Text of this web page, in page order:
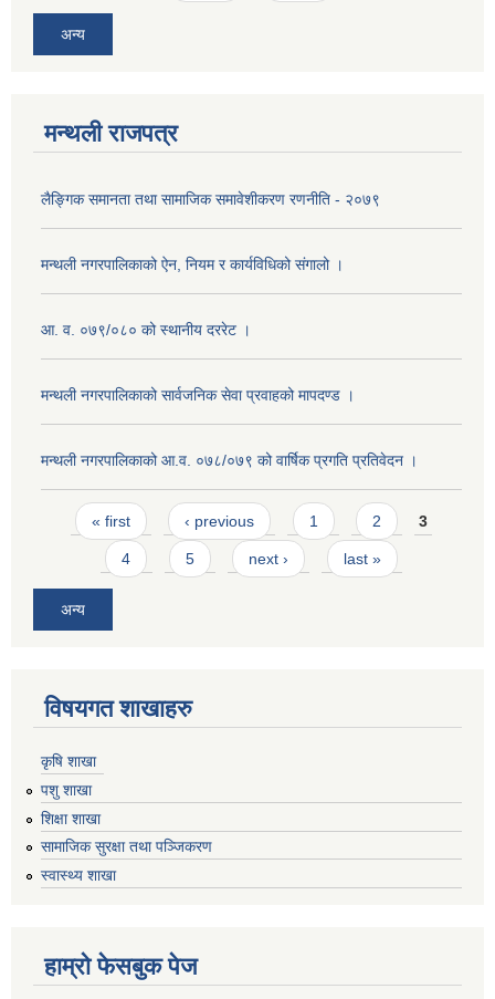
अन्य
मन्थली राजपत्र
लैङ्गिक समानता तथा सामाजिक समावेशीकरण रणनीति - २०७९
मन्थली नगरपालिकाको ऐन, नियम र कार्यविधिको संगालो ।
आ. व. ०७९/०८० को स्थानीय दररेट ।
मन्थली नगरपालिकाको सार्वजनिक सेवा प्रवाहको मापदण्ड ।
मन्थली नगरपालिकाको आ.व. ०७८/०७९ को वार्षिक प्रगति प्रतिवेदन ।
Pages
« first ‹ previous 1 2 3
4 5 next › last »
अन्य
विषयगत शाखाहरु
कृषि शाखा
पशु शाखा
शिक्षा शाखा
सामाजिक सुरक्षा तथा पञ्जिकरण
स्वास्थ्य शाखा
हाम्रो फेसबुक पेज